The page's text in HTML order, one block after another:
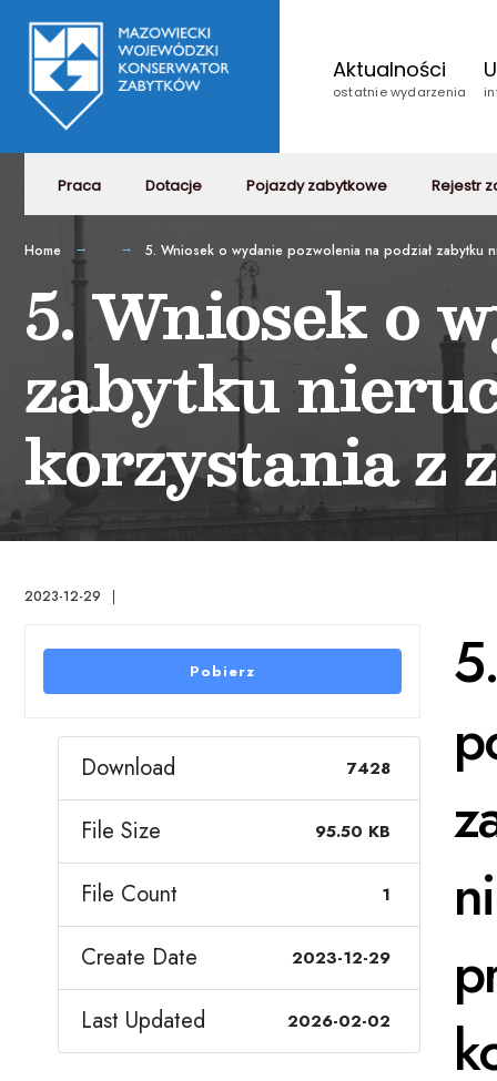
Aktualności
ostatnie wydarzenia
Praca Dotacje Pojazdy zabytkowe Rejestr
Home 5. Wniosek o wydanie pozwolenia na podział zabytku
5. Wniosek o
zabytku
korzystania z
2023-12-29 |
Pobierz
Download 7428
File Size 95.50 KB
File Count 1
Create Date 2023-12-29
Last Updated 2026-02-02